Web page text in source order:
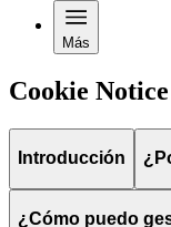
Más
Cookie Notice
Introducción
¿Cómo puedo